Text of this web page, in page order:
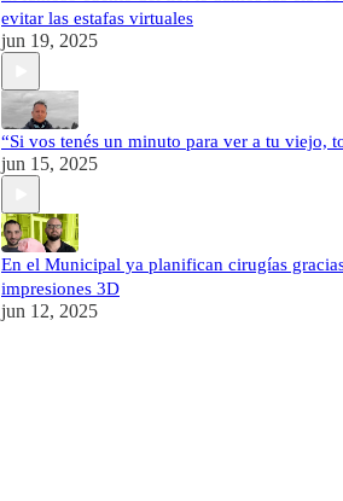
evitar las estafas virtuales
jun 19, 2025
“Si vos tenés un minuto para ver a tu viejo,
jun 15, 2025
En el Municipal ya planifican cirugías
impresiones 3D
jun 12, 2025